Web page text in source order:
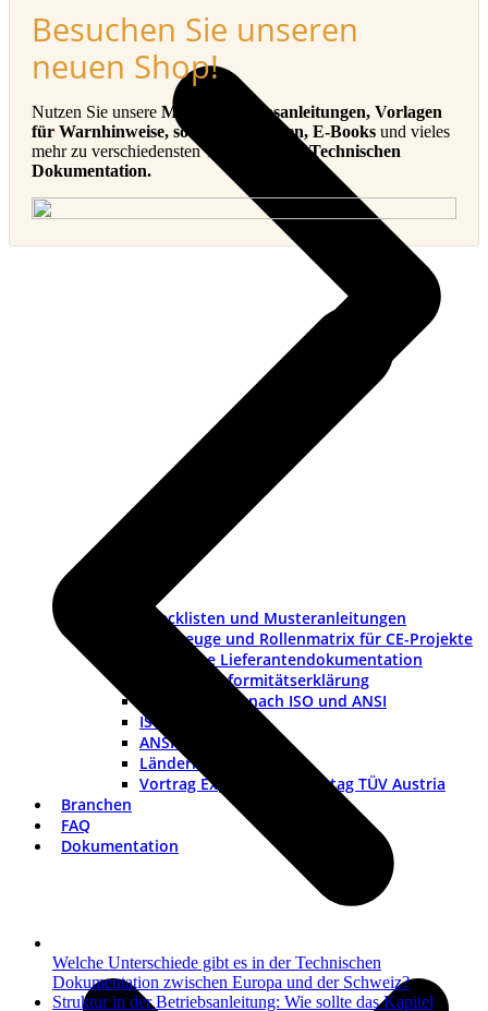
Checklisten und Musteranleitungen
Werkzeuge und Rollenmatrix für CE-Projekte
Checkliste Lieferantendokumentation
Muster-Konformitätserklärung
Warnhinweise nach ISO und ANSI
ISO-Piktogramme
ANSI-Piktogramme
Länderkennzeichen
Vortrag Explosionsschutztag TÜV Austria
Branchen
FAQ
Dokumentation
Besuchen Sie unseren
neuen Shop!
Nutzen Sie unsere Muster-Betriebsanleitungen, Vorlagen
für Warnhinweise, sowie Checklisten, E-Books und vieles
mehr zu verschiedensten Themen in derTechnischen
Dokumentation.
Welche Unterschiede gibt es in der Technischen
Dokumentation zwischen Europa und der Schweiz?
Nächster
Struktur in der Betriebsanleitung: Wie sollte das Kapitel